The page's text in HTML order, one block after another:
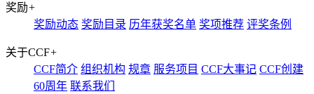
奖励+
奖励动态 奖励目录 历年获奖名单 奖项推荐 评奖条例
关于CCF+
CCF简介 组织机构 规章 服务项目 CCF大事记 CCF创建
60周年 联系我们